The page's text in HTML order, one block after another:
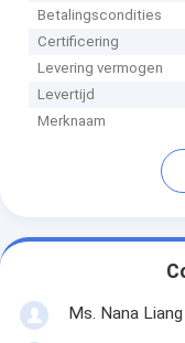
Betalingscondities
Certificering
Levering vermogen
Levertijd
Merknaam
Ms. Nana Liang